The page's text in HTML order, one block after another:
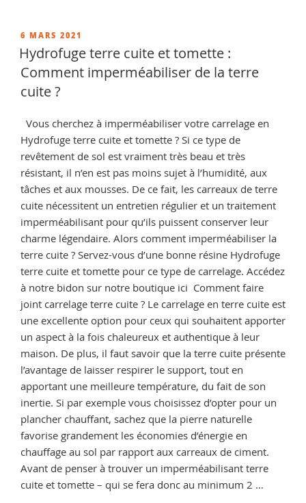
terre
cuite
nos
PUBLIÉ
LE
6 MARS 2021
Hydrofuge terre cuite et tomette :
Comment imperméabiliser de la terre
cuite ?
Vous cherchez à imperméabiliser votre carrelage en
Hydrofuge terre cuite et tomette ? Si ce type de
revêtement de sol est vraiment très beau et très
résistant, il n’en est pas moins sujet à l’humidité, aux
tâches et aux mousses. De ce fait, les carreaux de terre
cuite nécessitent un entretien régulier et un traitement
imperméabilisant pour qu’ils puissent conserver leur
charme légendaire. Alors comment imperméabiliser la
terre cuite ? Servez-vous d’une bonne résine Hydrofuge
terre cuite et tomette pour ce type de carrelage. Accédez
à notre bidon sur notre boutique ici Comment faire
joint carrelage terre cuite ? Le carrelage en terre cuite est
une excellente option pour ceux qui souhaitent apporter
un aspect à la fois chaleureux et authentique à leur
maison. De plus, il faut savoir que la terre cuite présente
l’avantage de laisser respirer le support, tout en
apportant une meilleure température, du fait de son
inertie. Si par exemple vous choisissez d’opter pour un
plancher chauffant, sachez que la pierre naturelle
favorise grandement les économies d’énergie en
chauffage au sol par rapport aux carreaux de ciment.
Avant de penser à trouver un imperméabilisant terre
cuite et tomette – qui se fera donc au minimum 2 …